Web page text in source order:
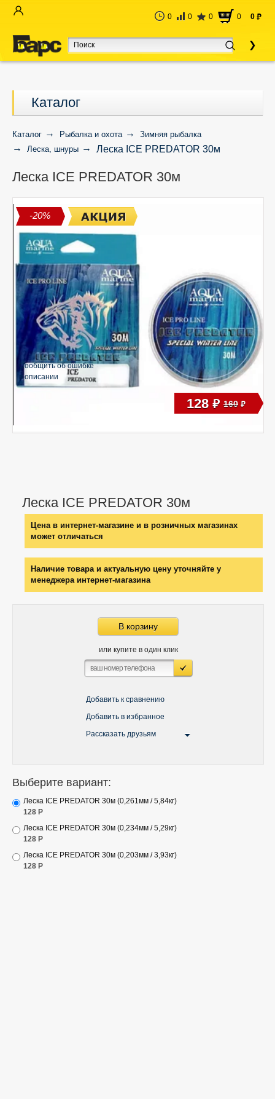
0 0 0 0 0 руб
Каталог
Каталог Рыбалка и охота
Зимняя рыбалка
Леска, шнуры
Леска ICE PREDATOR 30м
Леска ICE PREDATOR 30м
-20%
Леска ICE PREDATOR 30м
Цена в интернет-магазине и в розничных магазинах
может отличаться
Наличие товара и актуальную цену уточняйте у
менеджера интернет-магазина
В корзину
или купите в один клик
Добавить к сравнению
Добавить в избранное
Рассказать друзьям
Сообщить об ошибке
в описании
128 руб 160 руб
Выберите вариант:
Леска ICE PREDATOR 30м (0,261мм / 5,84кг)
128 Р
Леска ICE PREDATOR 30м (0,234мм / 5,29кг)
128 Р
Леска ICE PREDATOR 30м (0,203мм / 3,93кг)
128 Р